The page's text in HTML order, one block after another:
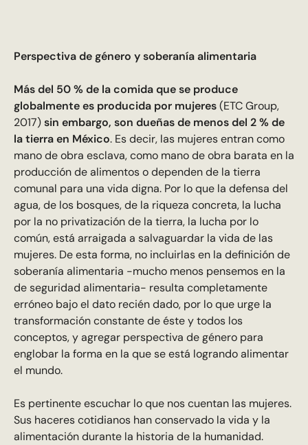
Perspectiva de género y soberanía alimentaria
Más del 50 % de la comida que se produce
globalmente es producida por mujeres(ETC Group,
2017)sin embargo, son dueñas de menos del 2 % de
la tierra en México. Es decir, las mujeres entran como
mano de obra esclava, como mano de obra barata en la
producción de alimentos o dependen de la tierra
comunal para una vida digna. Por lo que la defensa del
agua, de los bosques, de la riqueza concreta, la lucha
por la no privatización de la tierra, la lucha por lo
común, está arraigada a salvaguardar la vida de las
mujeres. De esta forma, no incluirlas en la definición de
soberanía alimentaria -mucho menos pensemos en la
de seguridad alimentaria- resulta completamente
erróneo bajo el dato recién dado, por lo que urge la
transformación constante de éste y todos los
conceptos, y agregar perspectiva de género para
englobar la forma en la que se está logrando alimentar
el mundo.
Es pertinente escuchar lo que nos cuentan las mujeres.
Sus haceres cotidianos han conservado la vida y la
alimentación durante la historia de la humanidad.